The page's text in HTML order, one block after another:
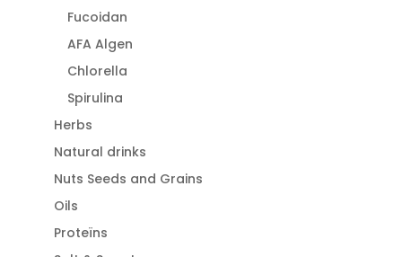
Fucoidan
AFA Algen
Chlorella
Spirulina
Herbs
Natural drinks
Nuts Seeds and Grains
Oils
Proteïns